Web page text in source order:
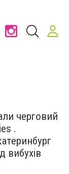
черговий
.
вибухів